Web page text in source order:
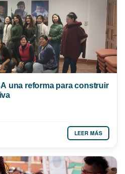
una reforma para construir
LEER MÁS